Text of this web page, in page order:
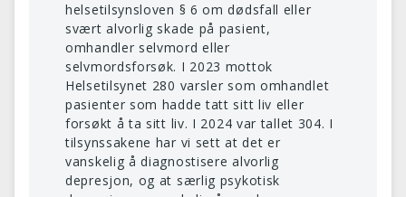
helsetilsynsloven § 6 om dødsfall eller
svært alvorlig skade på pasient,
omhandler selvmord eller
selvmordsforsøk. I 2023 mottok
Helsetilsynet 280 varsler som omhandlet
pasienter som hadde tatt sitt liv eller
forsøkt å ta sitt liv. I 2024 var tallet 304. I
tilsynssakene har vi sett at det er
vanskelig å diagnostisere alvorlig
depresjon, og at særlig psykotisk